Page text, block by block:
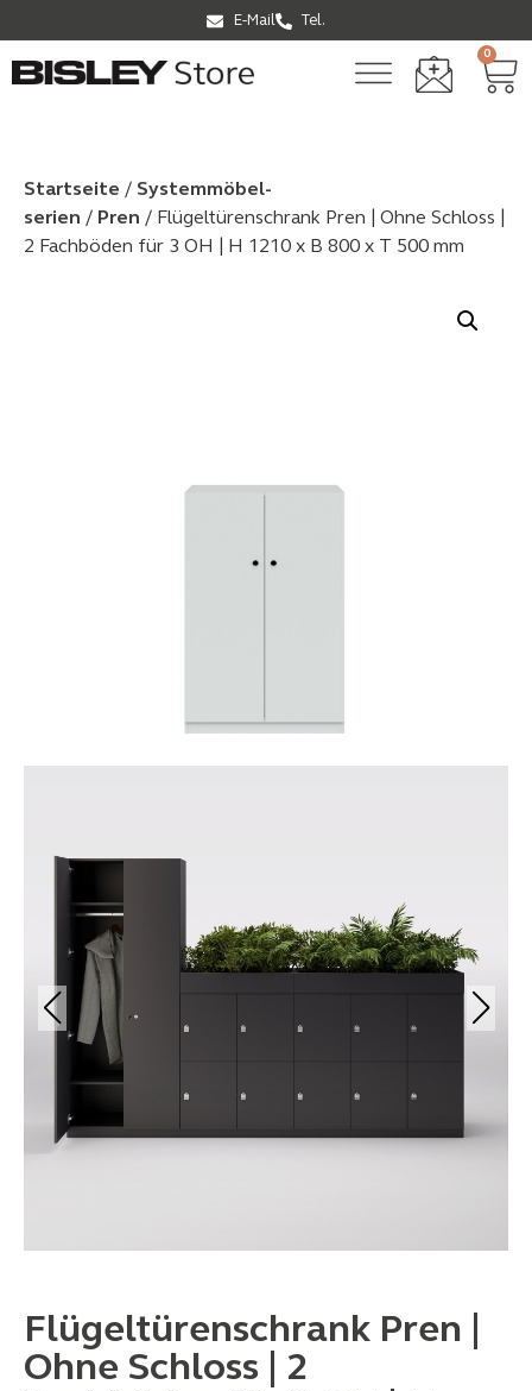
E-Mail Tel.
0
Startseite / Systemmöbel­
serien / Pren / Flügeltürenschrank Pren | Ohne Schloss |
2 Fachböden für 3 OH | H 1210 x B 800 x T 500 mm
Flügeltürenschrank Pren |
Ohne Schloss | 2